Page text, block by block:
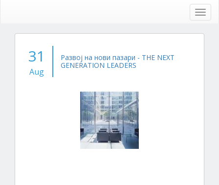
content
31
Aug
Развој на нови пазари - THE NEXT
GENERATION LEADERS